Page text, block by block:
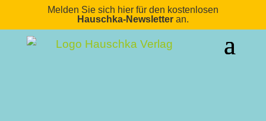
Melden Sie sich hier für den kostenlosen
Hauschka-Newsletteran.